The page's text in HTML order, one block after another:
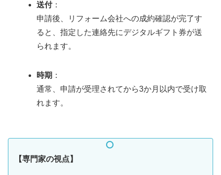
送付：
申請後、リフォーム会社への成約確認が完了す
ると、指定した連絡先にデジタルギフト券が送
られます。
時期 ：
通常、申請が受理されてから3か月以内で受け取
れます。
【専門家の視点】